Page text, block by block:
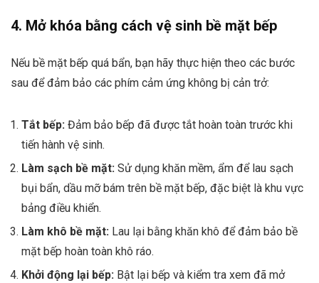
4. Mở khóa bằng cách vệ sinh bề mặt bếp
Nếu bề mặt bếp quá bẩn, bạn hãy thực hiện theo các bước
sau để đảm bảo các phím cảm ứng không bị cản trở:
Tắt bếp: Đảm bảo bếp đã được tắt hoàn toàn trước khi
tiến hành vệ sinh.
Làm sạch bề mặt: Sử dụng khăn mềm, ẩm để lau sạch
bụi bẩn, dầu mỡ bám trên bề mặt bếp, đặc biệt là khu vực
bảng điều khiển.
Làm khô bề mặt: Lau lại bằng khăn khô để đảm bảo bề
mặt bếp hoàn toàn khô ráo.
Khởi động lại bếp: Bật lại bếp và kiểm tra xem đã mở